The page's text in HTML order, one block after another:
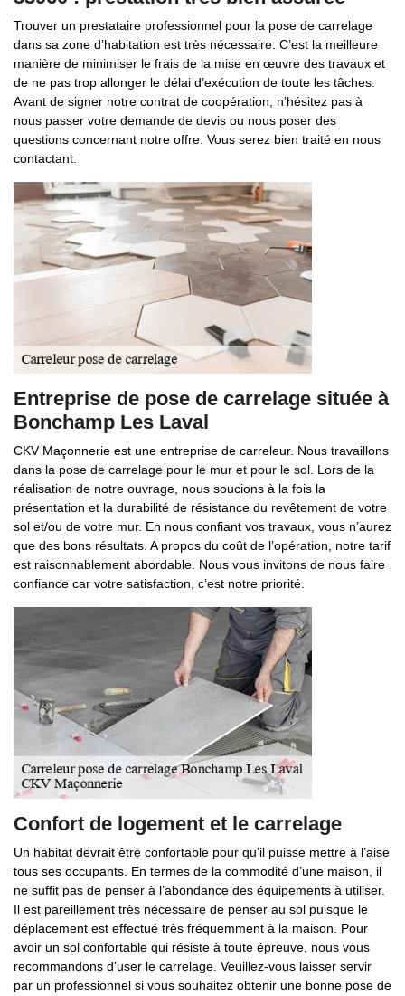
Trouver un prestataire professionnel pour la pose de carrelage
dans sa zone d’habitation est très nécessaire. C’est la meilleure
manière de minimiser le frais de la mise en œuvre des travaux et
de ne pas trop allonger le délai d’exécution de toute les tâches.
Avant de signer notre contrat de coopération, n’hésitez pas à
nous passer votre demande de devis ou nous poser des
questions concernant notre offre. Vous serez bien traité en nous
contactant.
Entreprise de pose de carrelage située à
Bonchamp Les Laval
CKV Maçonnerie est une entreprise de carreleur. Nous travaillons
dans la pose de carrelage pour le mur et pour le sol. Lors de la
réalisation de notre ouvrage, nous soucions à la fois la
présentation et la durabilité de résistance du revêtement de votre
sol et/ou de votre mur. En nous confiant vos travaux, vous n’aurez
que des bons résultats. A propos du coût de l’opération, notre tarif
est raisonnablement abordable. Nous vous invitons de nous faire
confiance car votre satisfaction, c’est notre priorité.
Confort de logement et le carrelage
Un habitat devrait être confortable pour qu’il puisse mettre à l’aise
tous ses occupants. En termes de la commodité d’une maison, il
ne suffit pas de penser à l’abondance des équipements à utiliser.
Il est pareillement très nécessaire de penser au sol puisque le
déplacement est effectué très fréquemment à la maison. Pour
avoir un sol confortable qui résiste à toute épreuve, nous vous
recommandons d’user le carrelage. Veuillez-vous laisser servir
par un professionnel si vous souhaitez obtenir une bonne pose de